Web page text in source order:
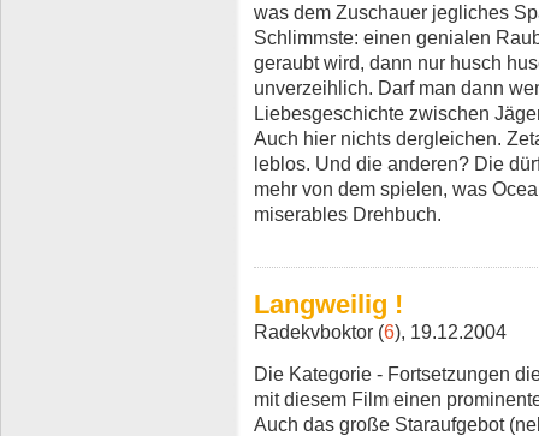
was dem Zuschauer jegliches
Schlimmste: einen genialen
geraubt wird, dann nur husch
unverzeihlich. Darf man dann
Liebesgeschichte zwischen
Auch hier nichts dergleichen.
leblos. Und die anderen? Die
mehr von dem spielen, was
miserables Drehbuch.
Langweilig !
Radekvboktor (6), 19.12.2004
Die Kategorie - Fortsetzungen
mit diesem Film einen
Auch das große Staraufgebot